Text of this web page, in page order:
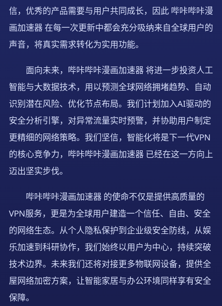
信，优秀的产品需要与用户共同成长，因此 哔咔哔咔漫
画加速器 在每一次更新中都会充分吸纳来自全球用户的
声音，将真实需求转化为实用功能。
面向未来，哔咔哔咔漫画加速器 将进一步投资人工
智能与大数据技术，用以预测全球网络拥堵趋势、自动
识别潜在风险、优化节点布局。我们计划加入AI驱动的
安全分析引擎，对异常流量实时预警，并协助用户制定
更精细的网络策略。我们坚信，智能化将是下一代VPN
的核心竞争力，哔咔哔咔漫画加速器 已经在这一方向上
迈出坚实步伐。
哔咔哔咔漫画加速器 的使命不仅是提供高质量的
VPN服务，更是为全球用户建造一个信任、自由、安全
的网络生态。从个人隐私保护到企业级安全防线，从娱
乐加速到科研协作，我们始终以用户为中心，持续突破
技术边界。未来我们还将对接更多物联网设备，提供全
屋网络加密方案，让智能家居与办公环境同样享有安全
保障。